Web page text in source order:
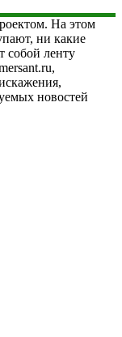
На этом
ни какие
собой ленту
новостей